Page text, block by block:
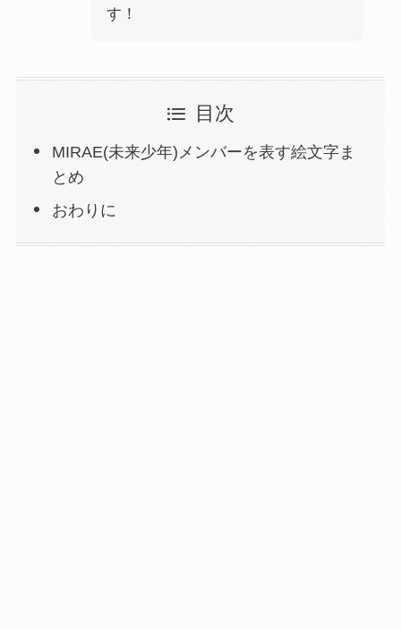
す！
目次
MIRAE(未来少年)メンバーを表す絵文字ま
とめ
おわりに